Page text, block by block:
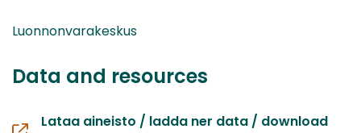
Luonnonvarakeskus
Data and resources
Lataa aineisto / ladda ner data / download